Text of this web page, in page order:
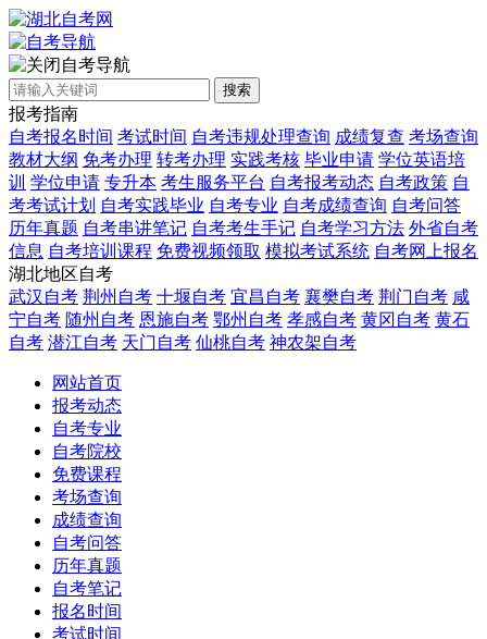
自考导航
搜索
报考指南
自考报名时间 考试时间 自考违规处理查询 成绩复查 考场查询
教材大纲 免考办理 转考办理 实践考核 毕业申请 学位英语培
训 学位申请 专升本 考生服务平台 自考报考动态 自考政策 自
考考试计划 自考实践毕业 自考专业 自考成绩查询 自考问答
历年真题 自考串讲笔记 自考考生手记 自考学习方法 外省自考
信息 自考培训课程 免费视频领取 模拟考试系统 自考网上报名
湖北地区自考
武汉自考 荆州自考 十堰自考 宜昌自考 襄樊自考 荆门自考 咸
宁自考 随州自考 恩施自考 鄂州自考 孝感自考 黄冈自考 黄石
自考 潜江自考 天门自考 仙桃自考 神农架自考
网站首页
报考动态
自考专业
自考院校
免费课程
考场查询
成绩查询
自考问答
历年真题
自考笔记
报名时间
考试时间